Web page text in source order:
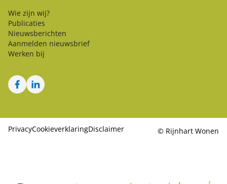
Wie zijn wij?
Publicaties
Nieuwsberichten
Aanmelden nieuwsbrief
Werken bij
FacebookLinkedIn
PrivacyCookieverklaringDisclaimer © Rijnhart Wonen